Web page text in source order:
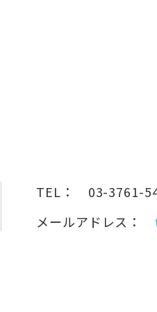
TEL：
03-3761-
メールアドレス：